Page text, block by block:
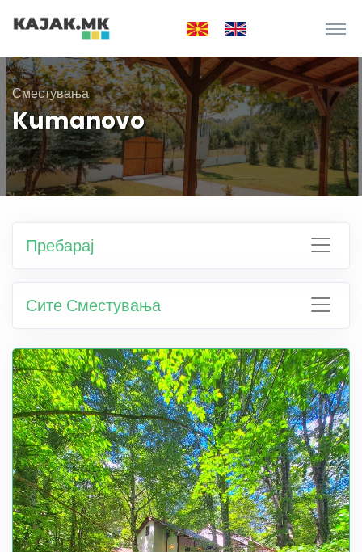
Сместувања
Kumanovo
Пребарај
Сите Сместувања